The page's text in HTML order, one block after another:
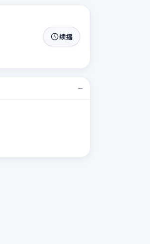
续播
—